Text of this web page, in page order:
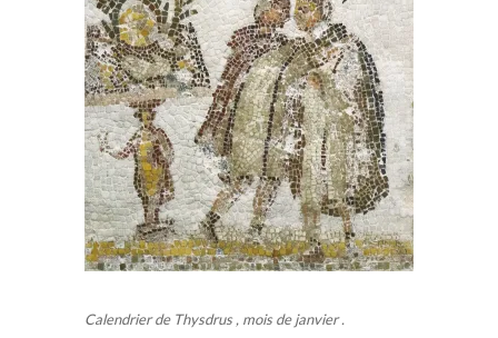
Calendrier de Thysdrus , mois de janvier .